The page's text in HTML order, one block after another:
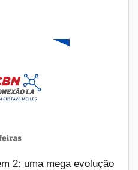
2: uma mega evolução